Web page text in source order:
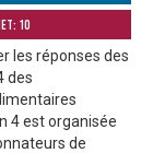
10
les réponses des
des
4 est organisée
de